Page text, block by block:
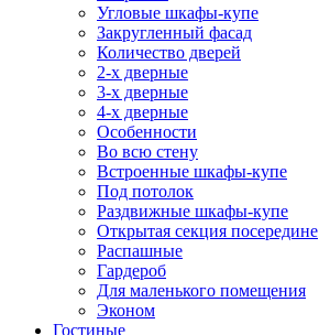
Угловые шкафы-купе
Закругленный фасад
Количество дверей
2-х дверные
3-х дверные
4-х дверные
Особенности
Во всю стену
Встроенные шкафы-купе
Под потолок
Раздвижные шкафы-купе
Открытая секция посередине
Распашные
Гардероб
Для маленького помещения
Эконом
Гостиные